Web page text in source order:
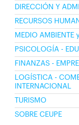
DIRECCIÓN Y
RECURSOS
MEDIO AMBIENTE
PSICOLOGÍA -
FINANZAS -
LOGÍSTICA -
INTERNACIONAL
TURISMO
SOBRE CEUPE